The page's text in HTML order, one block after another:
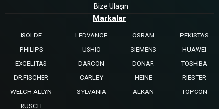
Bize Ulaşın
Markalar
ISOLDE LEDVANCE OSRAM
PEKISTAS
PHILIPS
USHIO SIEMENS
HUAWEI
EXCELITAS
DARCON DONAR
TOSHIBA
DR.FISCHER
CARLEY HEINE
RIESTER
WELCH ALLYN
SYLVANIA ALKAN
TOPCON
RUSCH